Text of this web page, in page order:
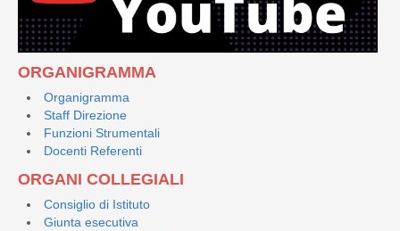
ORGANIGRAMMA
Organigramma
Staff Direzione
Funzioni Strumentali
Docenti Referenti
ORGANI COLLEGIALI
Consiglio di Istituto
Giunta esecutiva